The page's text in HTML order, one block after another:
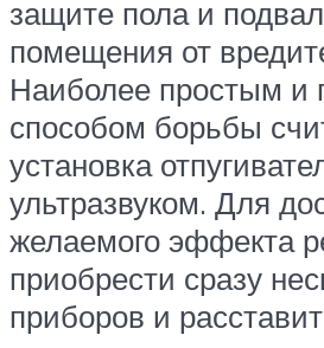
защите пола и
помещения от
Наиболее простым и
способом борьбы
установка
ультразвуком. Для
желаемого эффекта
приобрести сразу
приборов и